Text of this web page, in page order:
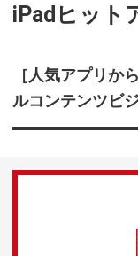
iPadヒット
［人気アプリか
ルコンテンツビジ